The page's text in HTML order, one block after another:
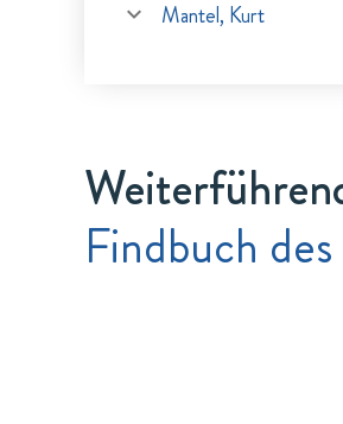
Mantel, Kurt
Findbuch